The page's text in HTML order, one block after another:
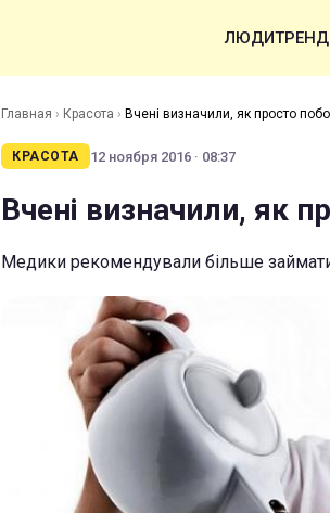
ЛЮДИ
Главная › Красота › Вчені визначили, як просто
КРАСОТА 12 ноября 2016 · 08:37
Вчені визначили, як
Медики рекомендували більше